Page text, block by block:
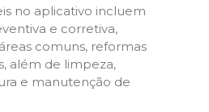
no aplicativo incluem
e corretiva,
comuns, reformas
além de limpeza,
e manutenção de